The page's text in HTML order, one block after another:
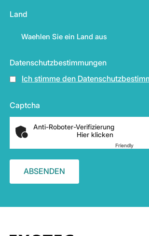
Land
Datenschutzbestimmungen
Ich stimme den
Captcha
Anti-Roboter-Verifizierung
Hier klicken
Friendly